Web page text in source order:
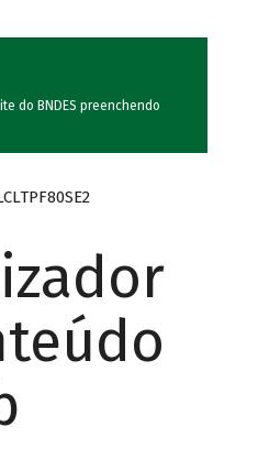
do BNDES preenchendo